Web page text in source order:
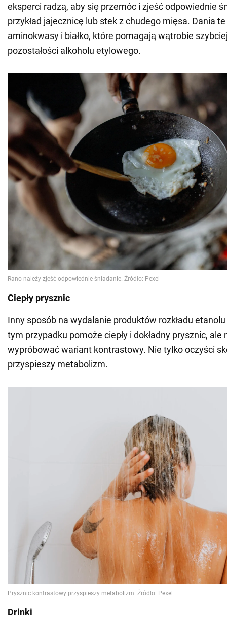
eksperci radzą, aby się przemóc i zjeść odpowiednie
przykład jajecznicę lub stek z chudego mięsa. Dania
aminokwasy i białko, które pomagają wątrobie
pozostałości alkoholu etylowego.
Ciepły prysznic
Inny sposób na wydalanie produktów rozkładu etanolu
tym przypadku pomoże ciepły i dokładny prysznic, ale
wypróbować wariant kontrastowy. Nie tylko oczyści
przyspieszy metabolizm.
Drinki